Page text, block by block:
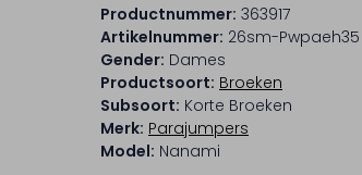
Productnummer: 363917
Artikelnummer: 26sm-Pwpaeh35
Gender: Dames
Productsoort: Broeken
Subsoort: Korte Broeken
Merk: Parajumpers
Model: Nanami